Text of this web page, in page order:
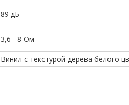
89 дБ
3,6 - 8 Ом
Винил с текстурой дерева белого